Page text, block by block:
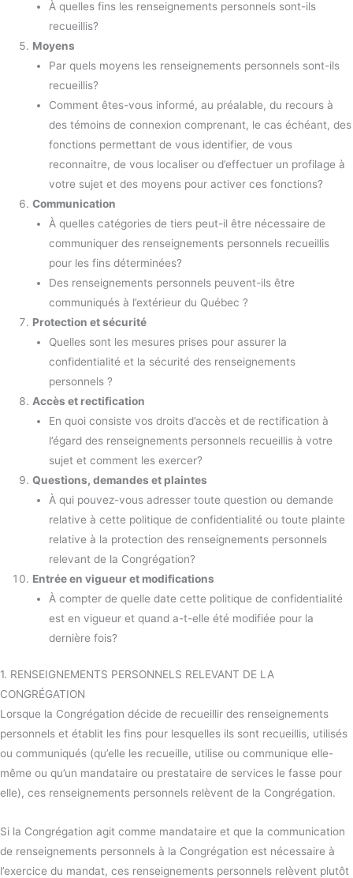
À quelles fins les renseignements personnels sont-ils
recueillis?
Moyens
Par quels moyens les renseignements personnels sont-ils
recueillis?
Comment êtes-vous informé, au préalable, du recours à
des témoins de connexion comprenant, le cas échéant, des
fonctions permettant de vous identifier, de vous
reconnaitre, de vous localiser ou d’effectuer un profilage à
votre sujet et des moyens pour activer ces fonctions?
Communication
À quelles catégories de tiers peut-il être nécessaire de
communiquer des renseignements personnels recueillis
pour les fins déterminées?
Des renseignements personnels peuvent-ils être
communiqués à l’extérieur du Québec ?
Protection et sécurité
Quelles sont les mesures prises pour assurer la
confidentialité et la sécurité des renseignements
personnels ?
Accès et rectification
En quoi consiste vos droits d’accès et de rectification à
l’égard des renseignements personnels recueillis à votre
sujet et comment les exercer?
Questions, demandes et plaintes
À qui pouvez-vous adresser toute question ou demande
relative à cette politique de confidentialité ou toute plainte
relative à la protection des renseignements personnels
relevant de la Congrégation?
Entrée en vigueur et modifications
À compter de quelle date cette politique de confidentialité
est en vigueur et quand a-t-elle été modifiée pour la
dernière fois?
1. RENSEIGNEMENTS PERSONNELS RELEVANT DE LA
CONGRÉGATION
Lorsque la Congrégation décide de recueillir des renseignements
personnels et établit les fins pour lesquelles ils sont recueillis, utilisés
ou communiqués (qu’elle les recueille, utilise ou communique elle-
même ou qu’un mandataire ou prestataire de services le fasse pour
elle), ces renseignements personnels relèvent de la Congrégation.
Si la Congrégation agit comme mandataire et que la communication
de renseignements personnels à la Congrégation est nécessaire à
l’exercice du mandat, ces renseignements personnels relèvent plutôt